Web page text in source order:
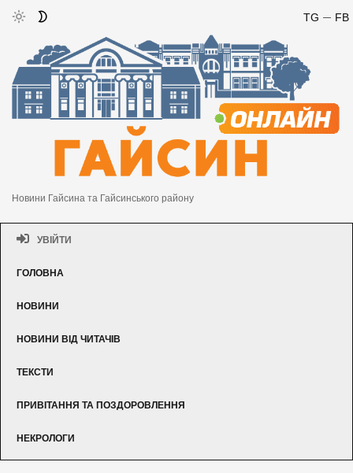
FB
TG
Новини Гайсина та Гайсинського району
УВІЙТИ
ГОЛОВНА
НОВИНИ
НОВИНИ ВІД ЧИТАЧІВ
ТЕКСТИ
ПРИВІТАННЯ ТА ПОЗДОРОВЛЕННЯ
НЕКРОЛОГИ